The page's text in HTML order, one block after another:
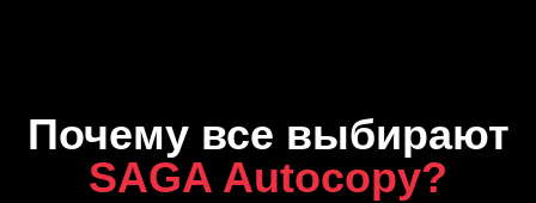
Почему все выбирают
SAGA Autocopy?